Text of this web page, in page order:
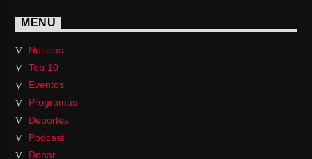
MENÚ
Noticias
Top 10
Eventos
Programas
Deportes
Podcast
Donar